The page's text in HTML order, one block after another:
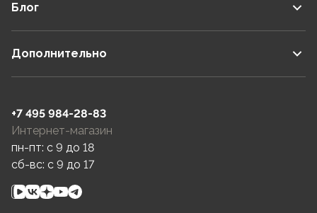
Блог
Дополнительно
+7 495 984-28-83
Интернет-магазин
пн-пт: c 9 до 18
сб-вс: c 9 до 17